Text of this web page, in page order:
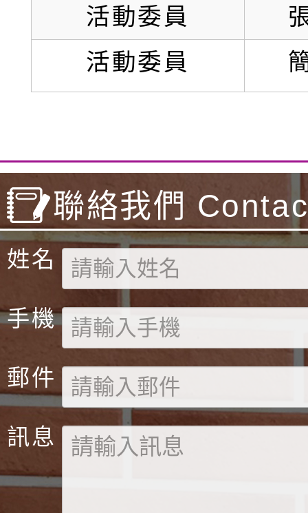
活動委員
活動委員
聯絡我們
姓名
手機
郵件
訊息